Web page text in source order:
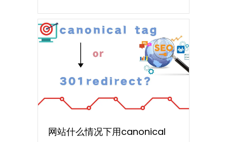
网站什么情况下用canonical